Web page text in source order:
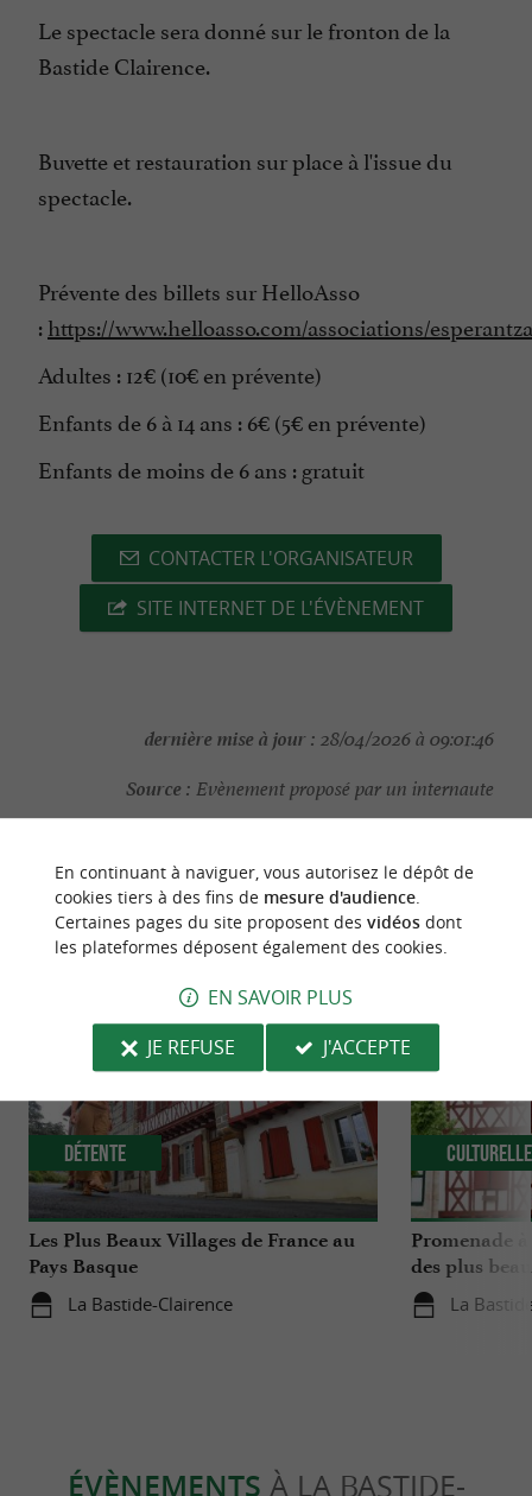
Le spectacle sera donné sur le fronton de la
Bastide Clairence.
Buvette et restauration sur place à l'issue du
spectacle.
Prévente des billets sur HelloAsso
:https://www.helloasso.com/associations/
Adultes : 12€ (10€ en prévente)
Enfants de 6 à 14 ans : 6€ (5€ en prévente)
Enfants de moins de 6 ans : gratuit
CONTACTER L'ORGANISATEUR
SITE INTERNET DE L'ÉVÈNEMENT
dernière mise à jour : 28/04/2026 à 09:01:46
Source : Evènement proposé par un internaute
NOUS AVONS TESTÉPOUR VOUS
Les Plus Beaux Villages de France au
Pays Basque
La Bastide-Clairence
Détente
Promenade
des plus
La
Culturelle
ÉVÈNEMENTS À LA BASTIDE-
En continuant à naviguer, vous autorisez le dépôt de
cookies tiers à des fins de mesure d'audience.
Certaines pages du site proposent des vidéosdont
les plateformes déposent également des cookies.
EN SAVOIR PLUS
JE REFUSE
J'ACCEPTE